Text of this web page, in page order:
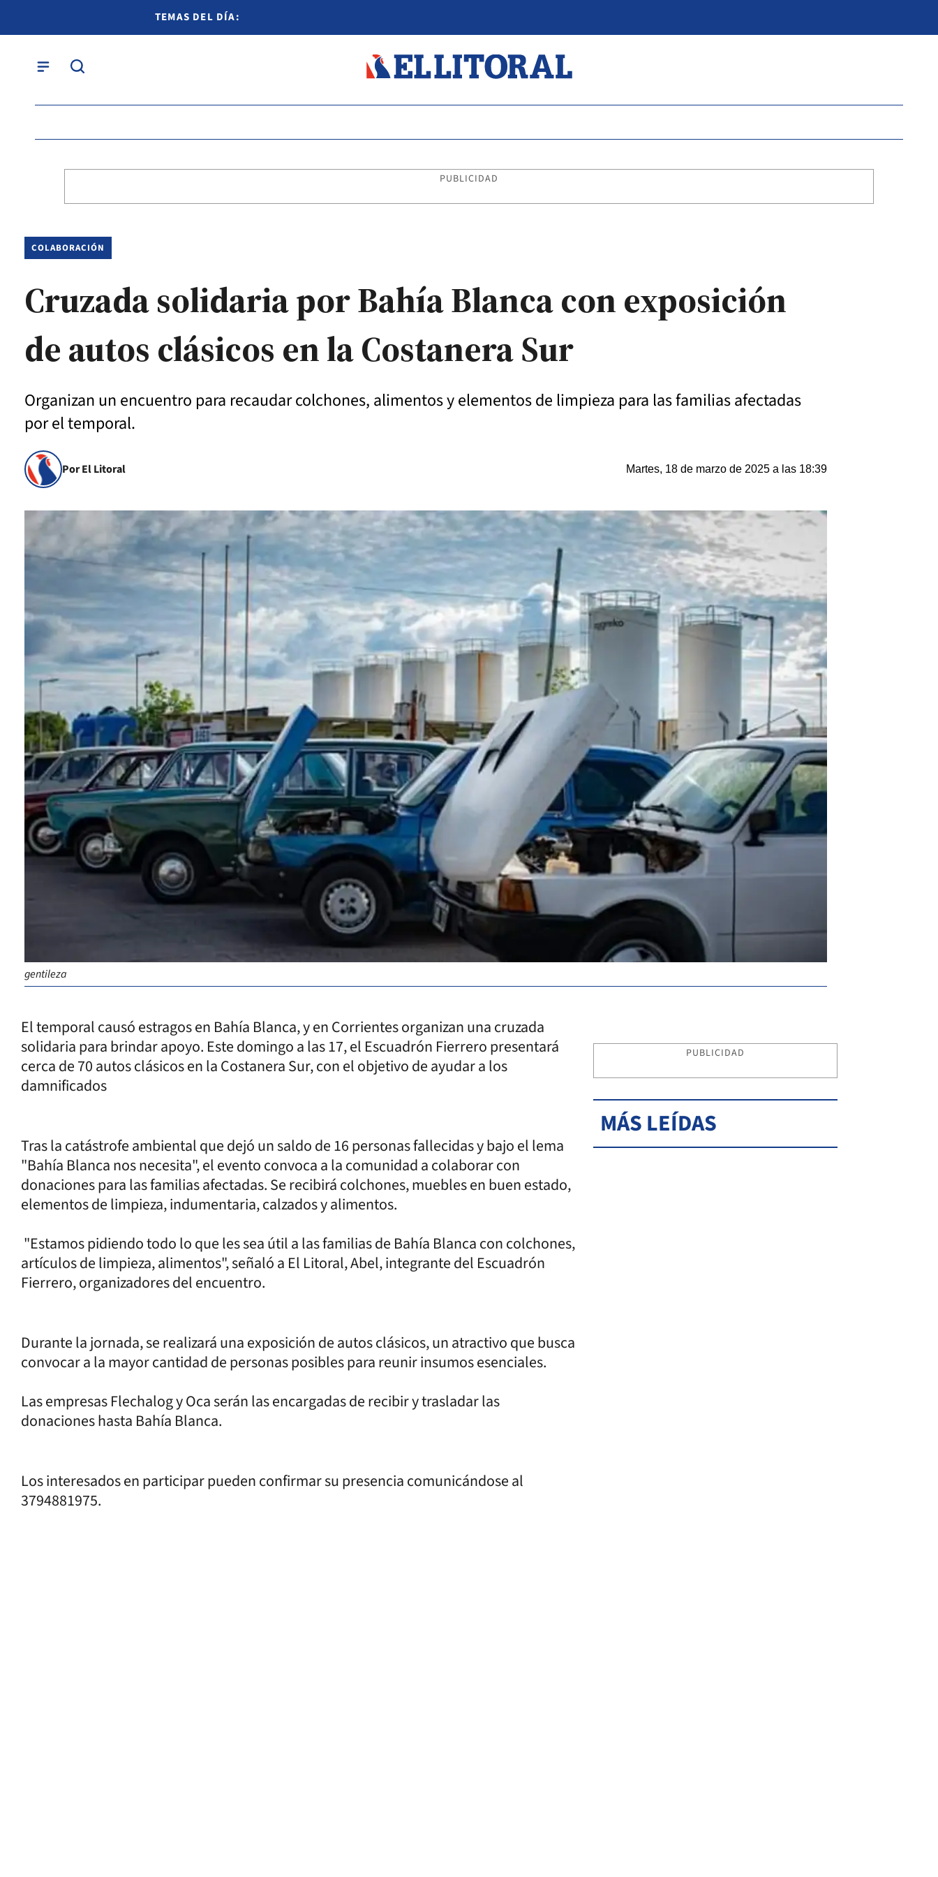
TEMAS DEL DÍA:
PUBLICIDAD
COLABORACIÓN
Cruzada solidaria por Bahía Blanca con exposición
de autos clásicos en la Costanera Sur
Organizan un encuentro para recaudar colchones, alimentos y elementos de limpieza para las familias afectadas
por el temporal.
Por El Litoral Martes, 18 de marzo de 2025 a las 18:39
gentileza
El temporal causó estragos en Bahía Blanca, y en Corrientes organizan una cruzada
solidaria para brindar apoyo. Este domingo a las 17, el Escuadrón Fierrero presentará
cerca de 70 autos clásicos en la Costanera Sur, con el objetivo de ayudar a los
damnificados
Tras la catástrofe ambiental que dejó un saldo de 16 personas fallecidas y bajo el lema
"Bahía Blanca nos necesita", el evento convoca a la comunidad a colaborar con
donaciones para las familias afectadas. Se recibirá colchones, muebles en buen estado,
elementos de limpieza, indumentaria, calzados y alimentos.
"Estamos pidiendo todo lo que les sea útil a las familias de Bahía Blanca con colchones,
artículos de limpieza, alimentos", señaló a El Litoral, Abel, integrante del Escuadrón
Fierrero, organizadores del encuentro.
Durante la jornada, se realizará una exposición de autos clásicos, un atractivo que busca
convocar a la mayor cantidad de personas posibles para reunir insumos esenciales.
Las empresas Flechalog y Oca serán las encargadas de recibir y trasladar las
donaciones hasta Bahía Blanca.
Los interesados en participar pueden confirmar su presencia comunicándose al
3794881975.
PUBLICIDAD
MÁS LEÍDAS